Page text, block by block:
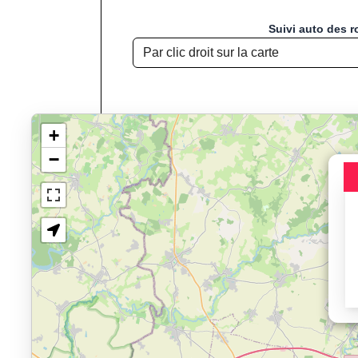
Suivi auto des
Chargement de la carte
Jogging, Course
Affichage du parcours :
+
−